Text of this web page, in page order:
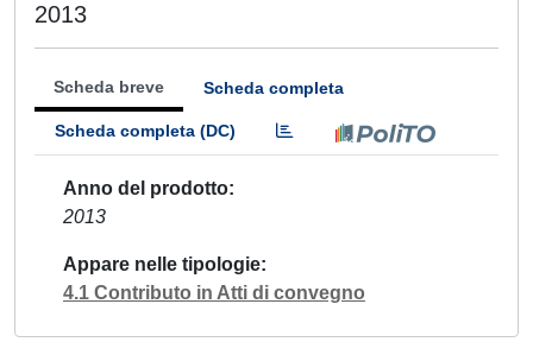
2013
Scheda breve Scheda completa
Scheda completa (DC)
Anno del prodotto
2013
Appare nelle tipologie
4.1 Contributo in Atti di convegno